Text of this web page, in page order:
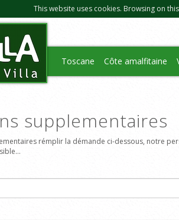
This website uses cookies. Browsing on
Toscane Côte amalfitaine
supplementaires
rémplir la démande ci-dessous, notre